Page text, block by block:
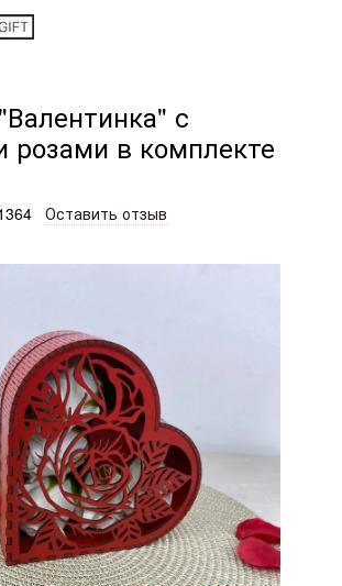
с
в комплекте
Оставить отзыв